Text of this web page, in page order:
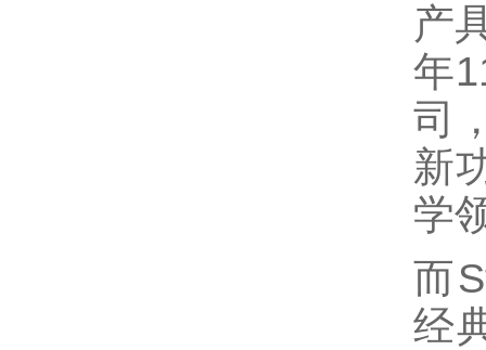
产
年
司
新
学
而
经